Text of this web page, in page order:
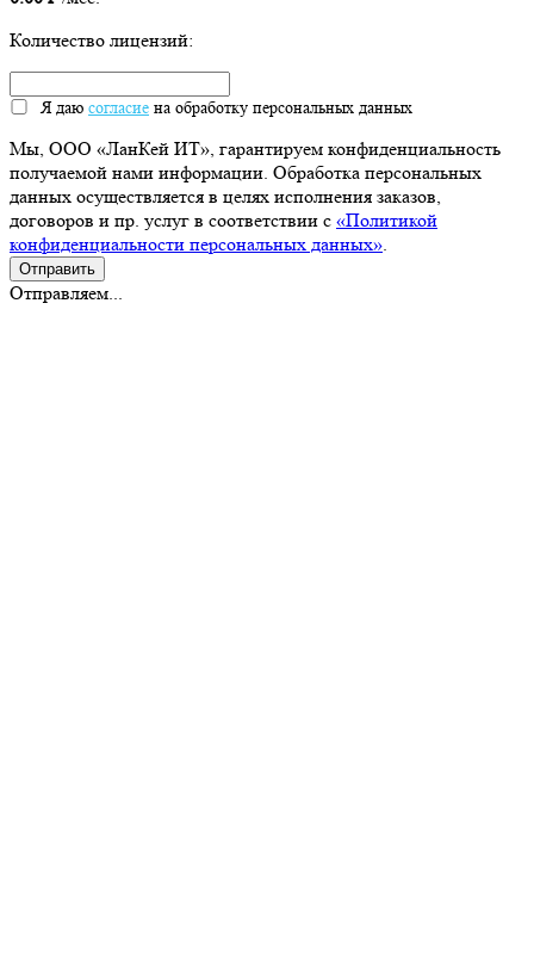
Количество лицензий:
Я даю согласие на обработку персональных данных
Мы, ООО «ЛанКей ИТ», гарантируем конфиденциальность
получаемой нами информации. Обработка персональных
данных осуществляется в целях исполнения заказов,
договоров и пр. услуг в соответствии с «Политикой
конфиденциальности персональных данных».
Отправляем...